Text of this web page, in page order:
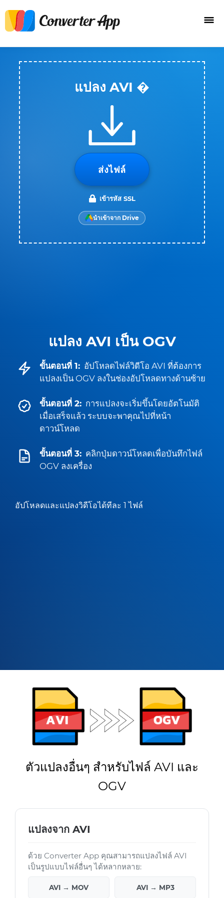
แปลง AVI เป็น OGV
ขั้นตอนที่ 1: อัปโหลดไฟล์วิดีโอ AVI ที่ต้องการ
แปลงเป็น OGV ลงในช่องอัปโหลดทางด้านซ้าย
ขั้นตอนที่ 2: การแปลงจะเริ่มขึ้นโดยอัตโนมัติ
เมื่อเสร็จแล้ว ระบบจะพาคุณไปที่หน้า
ดาวน์โหลด
ขั้นตอนที่ 3: คลิกปุ่มดาวน์โหลดเพื่อบันทึกไฟล์
OGV ลงเครื่อง
อัปโหลดและแปลงวิดีโอได้ทีละ 1 ไฟล์
แปลง AVI �
ส่งไฟล์
เข้ารหัส SSL
นำเข้าจาก Drive
ตัวแปลงอื่นๆ สำหรับไฟล์ AVI และ
OGV
แปลงจาก AVI
ด้วย Converter App คุณสามารถแปลงไฟล์ AVI
เป็นรูปแบบไฟล์อื่นๆ ได้หลากหลาย:
AVI → MOV AVI → MP3